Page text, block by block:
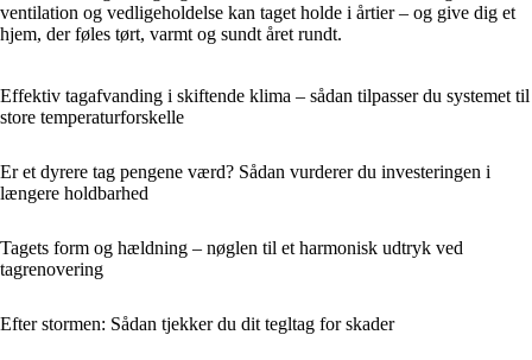
ventilation og vedligeholdelse kan taget holde i årtier – og give dig et
hjem, der føles tørt, varmt og sundt året rundt.
Effektiv tagafvanding i skiftende klima – sådan tilpasser du systemet til
store temperaturforskelle
Er et dyrere tag pengene værd? Sådan vurderer du investeringen i
længere holdbarhed
Tagets form og hældning – nøglen til et harmonisk udtryk ved
tagrenovering
Efter stormen: Sådan tjekker du dit tegltag for skader